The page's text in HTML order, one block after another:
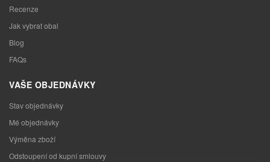
Recenze
Jak vybrat obal
Blog
FAQs
VAŠE OBJEDNÁVKY
Stav objednávky
Mé objednávky
Výměna zboží
Odstoupení od kupní smlouvy